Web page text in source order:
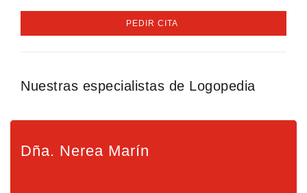
PEDIR CITA
Nuestras especialistas de Logopedia
Dña. Nerea Marín